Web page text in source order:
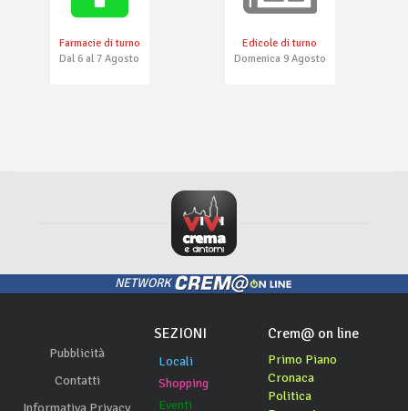
Farmacie di turno
Dal 6 al 7 Agosto
Edicole di turno
Domenica 9 Agosto
NETWORK
Pubblicità
Contatti
Informativa Privacy
SEZIONI
Locali
Shopping
Eventi
Crem@ on line
Primo Piano
Cronaca
Politica